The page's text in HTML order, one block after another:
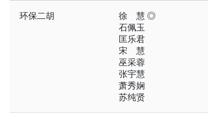
环保二胡
徐 慧 ◎
石佩玉
匡乐君
宋 慧
巫采蓉
张宇慧
萧秀娴
苏纯贤